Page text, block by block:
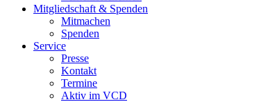
Mitgliedschaft & Spenden
Mitmachen
Spenden
Service
Presse
Kontakt
Termine
Aktiv im VCD